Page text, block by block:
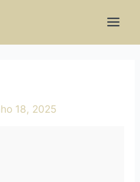
18, 2025